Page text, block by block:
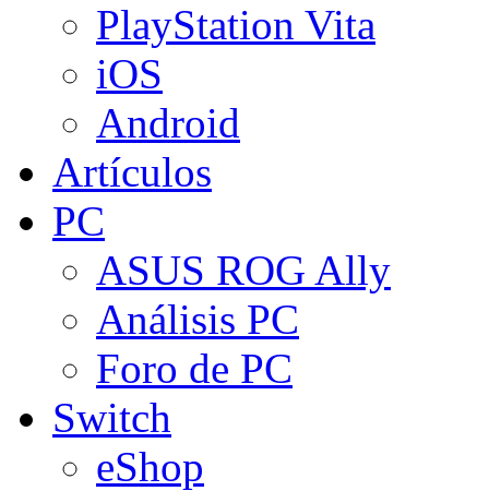
PlayStation Vita
iOS
Android
Artículos
PC
ASUS ROG Ally
Análisis PC
Foro de PC
Switch
eShop